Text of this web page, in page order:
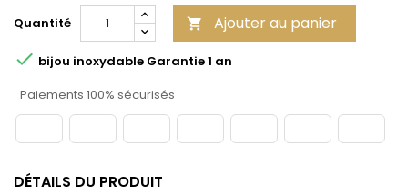
Quantité
 Ajouter au panier
 bijou inoxydable Garantie 1 an
Paiements 100% sécurisés
DÉTAILS DU PRODUIT